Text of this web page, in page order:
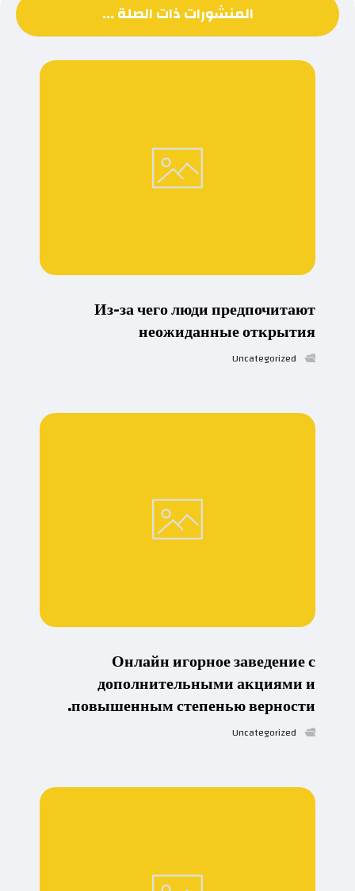
المنشورات ذات الصلة ...
Из-за чего люди предпочитают
неожиданные открытия
Uncategorized
Онлайн игорное заведение с
дополнительными акциями и
повышенным степенью верности.
Uncategorized